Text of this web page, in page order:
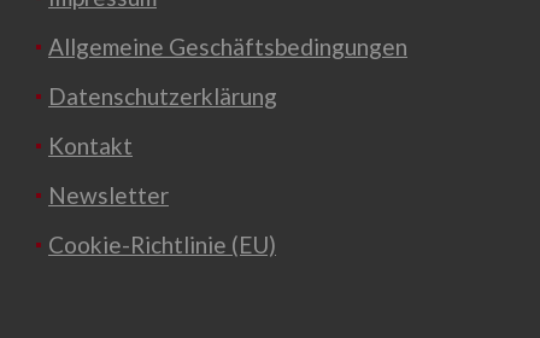
Allgemeine Geschäftsbedingungen
Datenschutzerklärung
Kontakt
Newsletter
Cookie-Richtlinie (EU)